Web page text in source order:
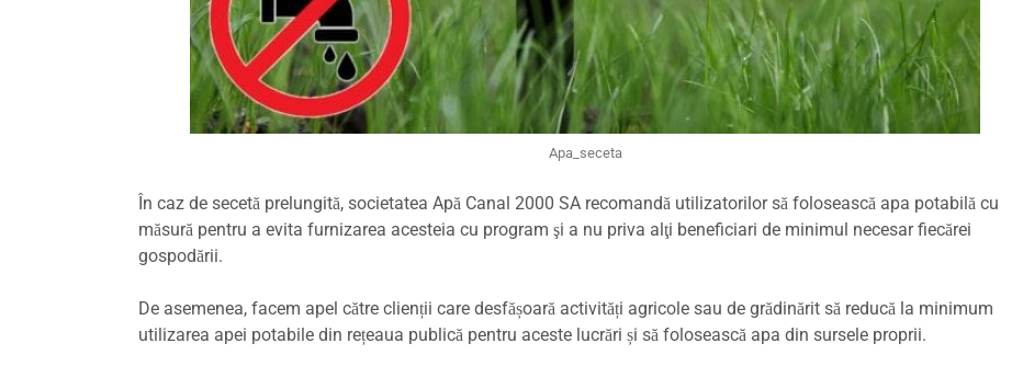
Apa_seceta
În caz de secetă prelungită, societatea Apă Canal 2000 SA recomandă utilizatorilor să folosească apa potabilă cu
măsură pentru a evita furnizarea acesteia cu program şi a nu priva alţi beneficiari de minimul necesar fiecărei
gospodării.
De asemenea, facem apel către clienții care desfășoară activități agricole sau de grădinărit să reducă la minimum
utilizarea apei potabile din rețeaua publică pentru aceste lucrări și să folosească apa din sursele proprii.